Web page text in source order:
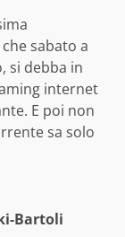
sabato a
si debba in
internet
E poi non
sa solo
Bartoli